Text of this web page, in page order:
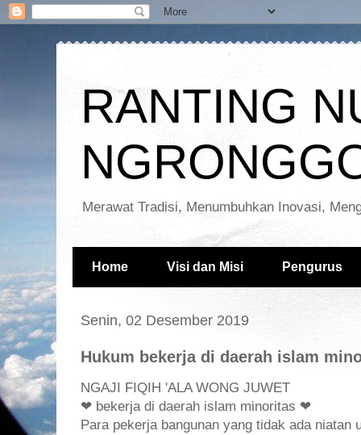
RANTING
Merawat Tradisi, Menumbuhkan Inovasi,
Home Visi dan Misi Pengurus
Senin, 02 Desember 2019
Hukum bekerja di daerah islam
NGAJI FIQIH 'ALA WONG JUWET
❤ bekerja di daerah islam minoritas ❤
Para pekerja bangunan yang tidak ada niatan